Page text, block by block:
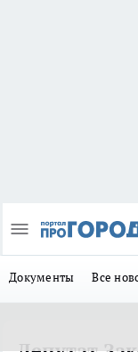
Документы Все